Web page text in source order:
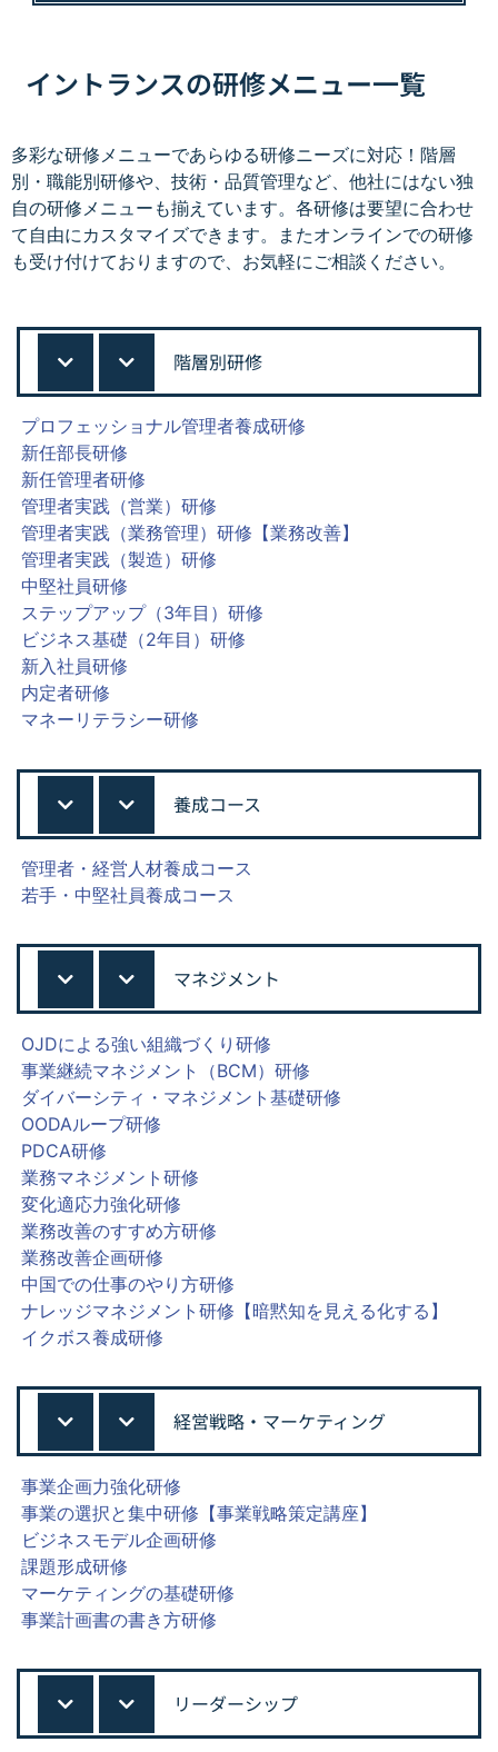
イントランスの研修メニュー一覧
多彩な研修メニューであらゆる研修ニーズに対応！階層
別・職能別研修や、技術・品質管理など、他社にはない独
自の研修メニューも揃えています。各研修は要望に合わせ
て自由にカスタマイズできます。またオンラインでの研修
も受け付けておりますので、お気軽にご相談ください。
階層別研修
プロフェッショナル管理者養成研修
新任部長研修
新任管理者研修
管理者実践（営業）研修
管理者実践（業務管理）研修【業務改善】
管理者実践（製造）研修
中堅社員研修
ステップアップ（3年目）研修
ビジネス基礎（2年目）研修
新入社員研修
内定者研修
マネーリテラシー研修
養成コース
管理者・経営人材養成コース
若手・中堅社員養成コース
マネジメント
OJDによる強い組織づくり研修
事業継続マネジメント（BCM）研修
ダイバーシティ・マネジメント基礎研修
OODAループ研修
PDCA研修
業務マネジメント研修
変化適応力強化研修
業務改善のすすめ方研修
業務改善企画研修
中国での仕事のやり方研修
ナレッジマネジメント研修【暗黙知を見える化する】
イクボス養成研修
経営戦略・マーケティング
事業企画力強化研修
事業の選択と集中研修【事業戦略策定講座】
ビジネスモデル企画研修
課題形成研修
マーケティングの基礎研修
事業計画書の書き方研修
リーダーシップ